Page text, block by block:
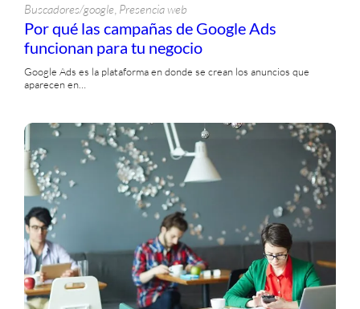
Buscadores/google Presencia web
Por qué las campañas de Google Ads
funcionan para tu negocio
Google Ads es la plataforma en donde se crean los anuncios que
aparecen en…